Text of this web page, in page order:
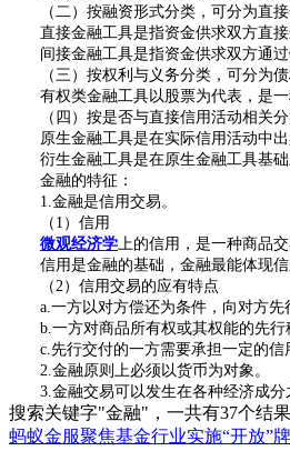
（二）按融资形式分类，可分为直接
直接金融工具是指资金供求双方直接
间接金融工具是指资金供求双方通过
（三）按权利与义务分类，可分为债
有权类金融工具以股票为代表，是一
（四）按是否与直接信用活动相关分
原生金融工具是在实际信用活动中出
衍生金融工具是在原生金融工具基础
金融的特征：
1.金融是信用交易。
（1）信用
微观经济学上的信用，是一种商品
信用是金融的基础，金融最能体现信
（2）信用交易的应有特点
a.一方以对方偿还为条件，向对方先
b.一方对商品所有权或其权能的先行
c.先行交付的一方需要承担一定的信
2.金融原则上必须以货币为对象。
3.金融交易可以发生在各种经济成分
搜索关键字"金融"，一共有37个结果
蚂蚁金服聚焦基金行业实施“开放”